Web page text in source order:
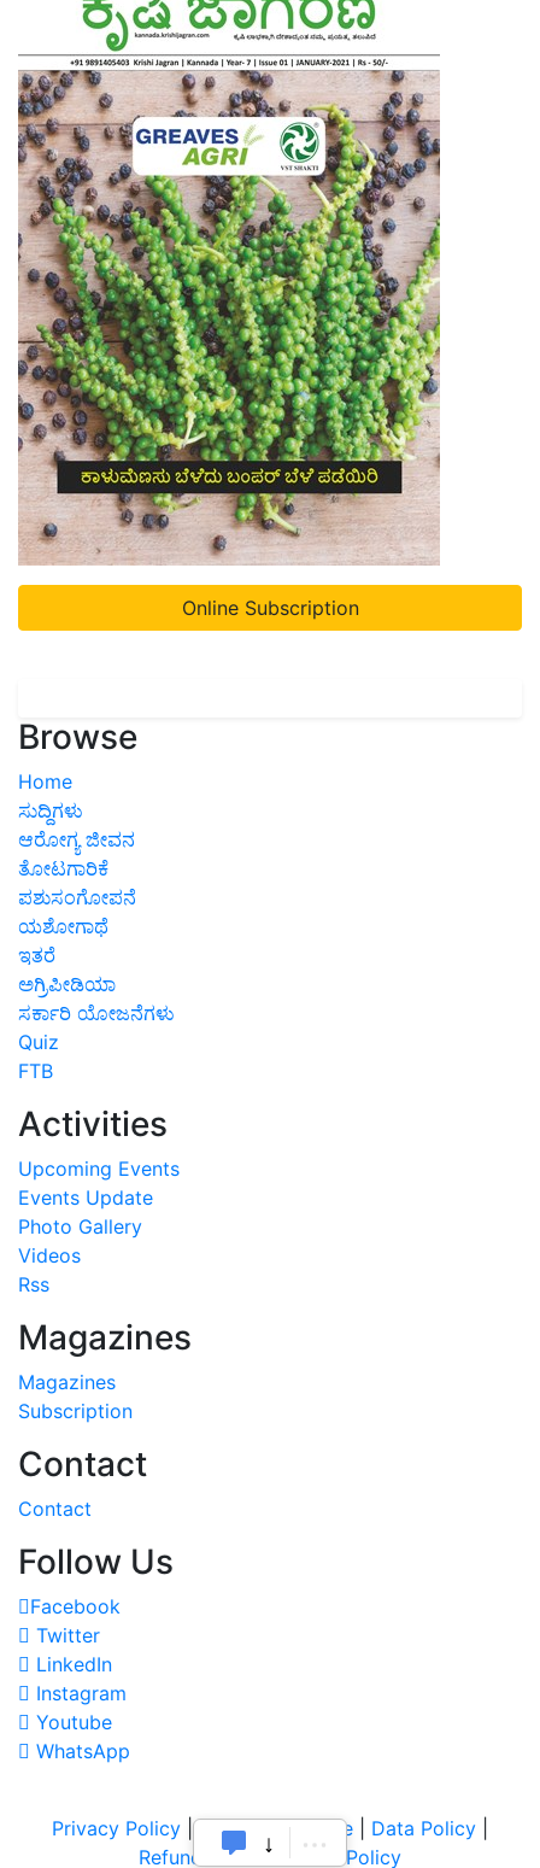
Online Subscription
Browse
Home
ಸುದ್ದಿಗಳು
ಆರೋಗ್ಯ ಜೀವನ
ತೋಟಗಾರಿಕೆ
ಪಶುಸಂಗೋಪನೆ
ಯಶೋಗಾಥೆ
ಇತರೆ
ಅಗ್ರಿಪೀಡಿಯಾ
ಸರ್ಕಾರಿ ಯೋಜನೆಗಳು
Quiz
FTB
Activities
Upcoming Events
Events Update
Photo Gallery
Videos
Rss
Magazines
Magazines
Subscription
Contact
Contact
Follow Us
Facebook
Twitter
LinkedIn
Instagram
Youtube
WhatsApp
Privacy Policy |Terms of Service Data Policy
Refund & Cancellation Policy